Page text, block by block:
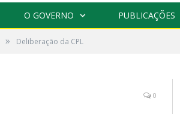
O GOVERNO PUBLICAÇÕES
» Deliberação da CPL
0